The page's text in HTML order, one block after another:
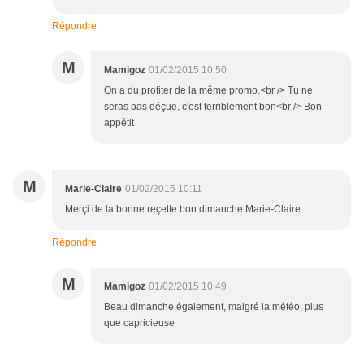
Répondre
M Mamigoz 01/02/2015 10:50
On a du profiter de la même promo.<br /> Tu ne
seras pas déçue, c'est terriblement bon<br /> Bon
appétit
M Marie-Claire 01/02/2015 10:11
Merçi de la bonne reçette bon dimanche Marie-Claire
Répondre
M Mamigoz 01/02/2015 10:49
Beau dimanche également, malgré la météo, plus
que capricieuse